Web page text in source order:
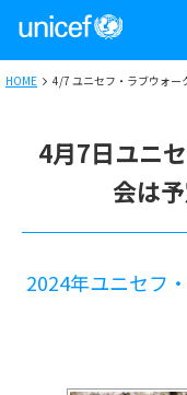
HOME 4/7 ユニセフ・ラブウォー
4月7日ユニ
会は
2024年ユニセフ